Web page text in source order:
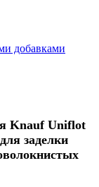
добавками
Knauf Uniflot
заделки